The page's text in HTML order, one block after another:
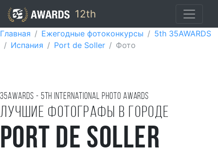
12th
Главная Ежегодные фотоконкурсы
5th 35AWARDS
Испания
Port de Soller Фото
35AWARDS - 5TH international photo awards
Лучшие фотографы в городе
Port de Soller